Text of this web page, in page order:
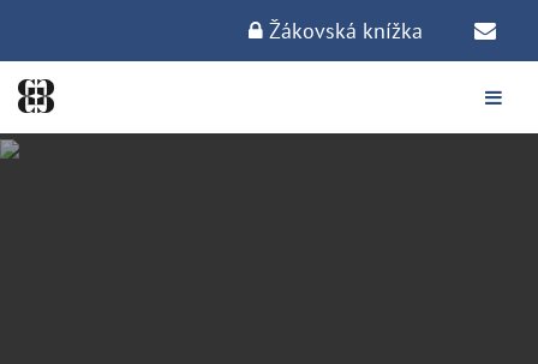
Žákovská knížka